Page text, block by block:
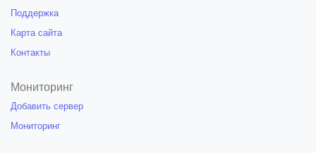
Поддержка
Карта сайта
Контакты
Мониторинг
Добавить сервер
Мониторинг